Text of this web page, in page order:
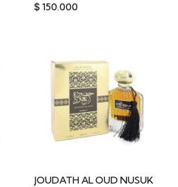
$150.000
JOUDATH AL OUD NUSUK